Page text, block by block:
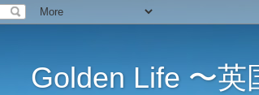
Golden Life 〜